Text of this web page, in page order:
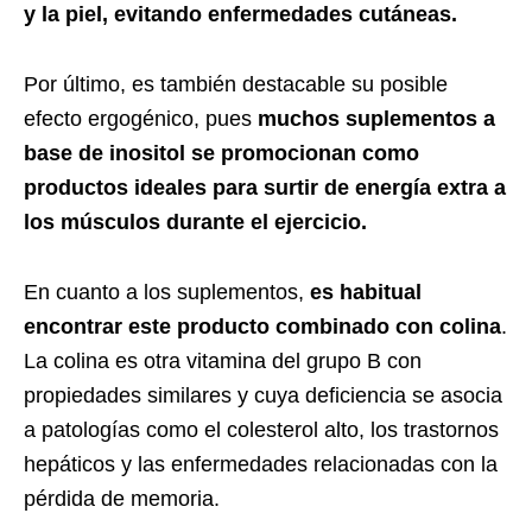
y la piel, evitando enfermedades cutáneas.
Por último, es también destacable su posible
efecto ergogénico, pues muchos suplementos a
base de inositol se promocionan como
productos ideales para surtir de energía extra a
los músculos durante el ejercicio.
En cuanto a los suplementos, es habitual
encontrar este producto combinado con colina.
La colina es otra vitamina del grupo B con
propiedades similares y cuya deficiencia se asocia
a patologías como el colesterol alto, los trastornos
hepáticos y las enfermedades relacionadas con la
pérdida de memoria.